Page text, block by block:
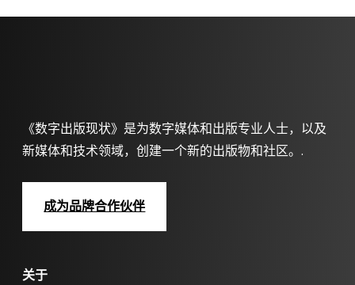
《数字出版现状》是为数字媒体和出版专业人士，以及
新媒体和技术领域，创建一个新的出版物和社区。.
成为品牌合作伙伴
关于